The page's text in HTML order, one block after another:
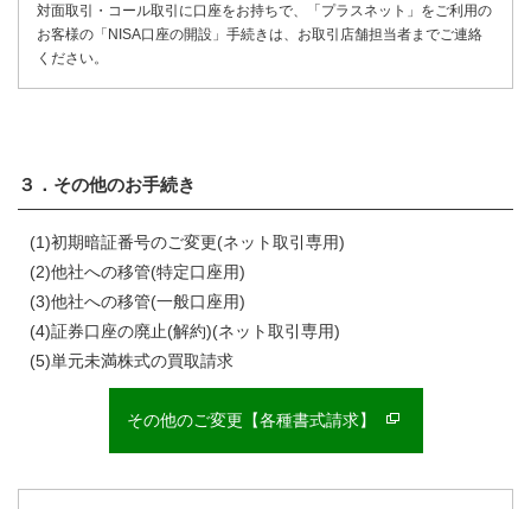
対面取引・コール取引に口座をお持ちで、「プラスネット」をご利用の
お客様の「NISA口座の開設」手続きは、お取引店舗担当者までご連絡
ください。
３．その他のお手続き
(1)初期暗証番号のご変更(ネット取引専用)
(2)他社への移管(特定口座用)
(3)他社への移管(一般口座用)
(4)証券口座の廃止(解約)(ネット取引専用)
(5)単元未満株式の買取請求
その他のご変更【各種書式請求】